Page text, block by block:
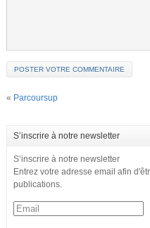
« Parcoursup
S’inscrire à notre newsletter
S’inscrire à notre newsletter
Entrez votre adresse email afin
publications.